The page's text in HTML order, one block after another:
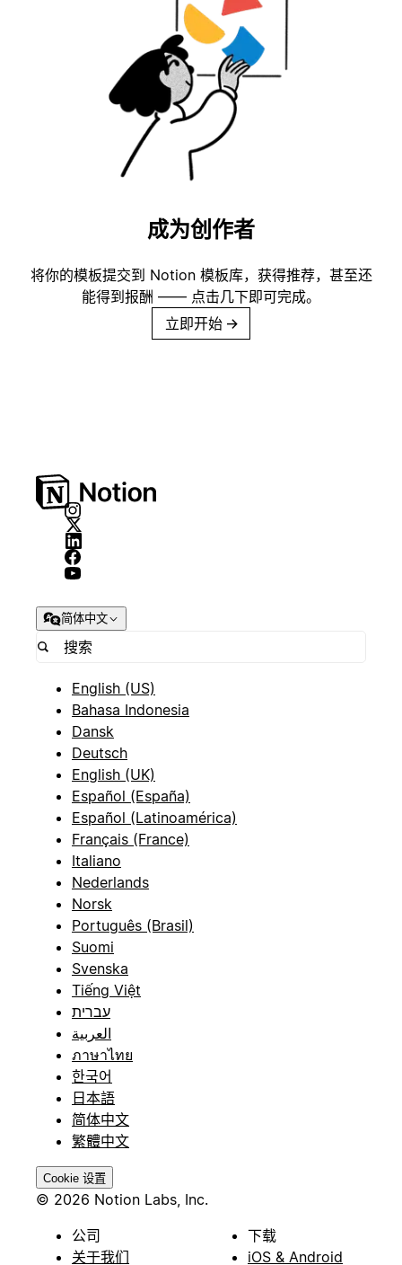
成为创作者
将你的模板提交到 Notion 模板库，获得推荐，甚至还
能得到报酬 —— 点击几下即可完成。
立即开始 →
简体中文
English (US)
Bahasa Indonesia
Dansk
Deutsch
English (UK)
Español (España)
Español (Latinoamérica)
Français (France)
Italiano
Nederlands
Norsk
Português (Brasil)
Suomi
Svenska
Tiếng Việt
עברית
العربية
ภาษาไทย
한국어
日本語
简体中文
繁體中文
Cookie 设置
© 2026 Notion Labs, Inc.
公司
关于我们
下载
iOS & Android